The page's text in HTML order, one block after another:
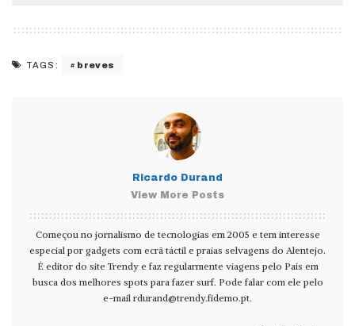
TAGS: breves
Ricardo Durand
View More Posts
Começou no jornalismo de tecnologias em 2005 e tem interesse
especial por gadgets com ecrã táctil e praias selvagens do Alentejo.
É editor do site Trendy e faz regularmente viagens pelo País em
busca dos melhores spots para fazer surf. Pode falar com ele pelo
e-mail rdurand@trendy.fidemo.pt.